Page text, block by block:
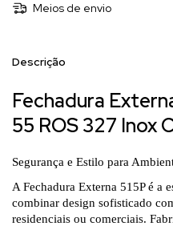
Meios de envio
Descrição
Fechadura
55 ROS 327 Inox
Segurança e Estilo para
A Fechadura Externa 515P é a
combinar design sofisticado
residenciais ou comerciais.